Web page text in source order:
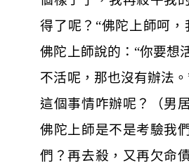
得了呢？“佛陀上師呵
佛陀上師說的：“你要想
不活呢，那也沒有辦法
這個事情咋辦呢？（男
佛陀上師是不是考驗我
們？再去殺，又再欠命